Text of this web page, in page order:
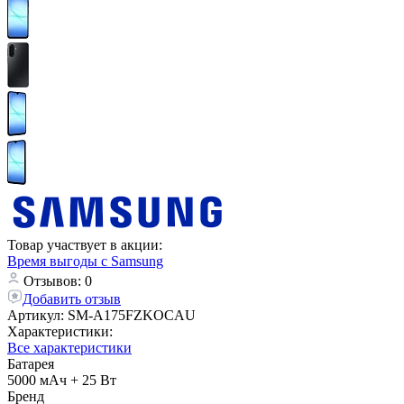
Товар участвует в акции:
Время выгоды с Samsung
Отзывов: 0
Добавить отзыв
Артикул: SM-A175FZKOCAU
Характеристики:
Все характеристики
Батарея
5000 мАч + 25 Вт
Бренд